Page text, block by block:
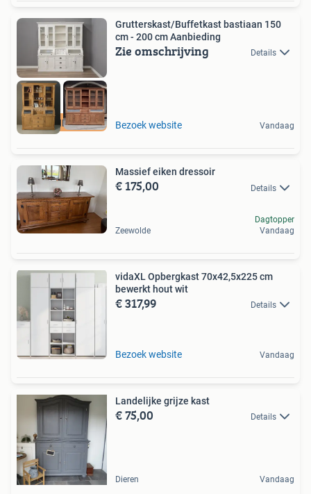
AANBIEDING
Grutterskast/Buffetkast bastiaan 150
cm - 200 cm Aanbieding
Zie omschrijving Details
Bezoek website Vandaag
Massief eiken dressoir
€ 175,00 Details
Zeewolde
Dagtopper
Vandaag
vidaXL Opbergkast 70x42,5x225 cm
bewerkt hout wit
€ 317,99 Details
Bezoek website Vandaag
Landelijke grijze kast
€ 75,00 Details
Dieren Vandaag